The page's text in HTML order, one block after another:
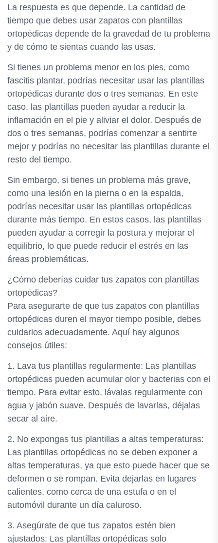
La respuesta es que depende. La cantidad de
tiempo que debes usar zapatos con plantillas
ortopédicas depende de la gravedad de tu problema
y de cómo te sientas cuando las usas.
Si tienes un problema menor en los pies, como
fascitis plantar, podrías necesitar usar las plantillas
ortopédicas durante dos o tres semanas. En este
caso, las plantillas pueden ayudar a reducir la
inflamación en el pie y aliviar el dolor. Después de
dos o tres semanas, podrías comenzar a sentirte
mejor y podrías no necesitar las plantillas durante el
resto del tiempo.
Sin embargo, si tienes un problema más grave,
como una lesión en la pierna o en la espalda,
podrías necesitar usar las plantillas ortopédicas
durante más tiempo. En estos casos, las plantillas
pueden ayudar a corregir la postura y mejorar el
equilibrio, lo que puede reducir el estrés en las
áreas problemáticas.
¿Cómo deberías cuidar tus zapatos con plantillas
ortopédicas?
Para asegurarte de que tus zapatos con plantillas
ortopédicas duren el mayor tiempo posible, debes
cuidarlos adecuadamente. Aquí hay algunos
consejos útiles:
1. Lava tus plantillas regularmente: Las plantillas
ortopédicas pueden acumular olor y bacterias con el
tiempo. Para evitar esto, lávalas regularmente con
agua y jabón suave. Después de lavarlas, déjalas
secar al aire.
2. No expongas tus plantillas a altas temperaturas:
Las plantillas ortopédicas no se deben exponer a
altas temperaturas, ya que esto puede hacer que se
deformen o se rompan. Evita dejarlas en lugares
calientes, como cerca de una estufa o en el
automóvil durante un día caluroso.
3. Asegúrate de que tus zapatos estén bien
ajustados: Las plantillas ortopédicas solo